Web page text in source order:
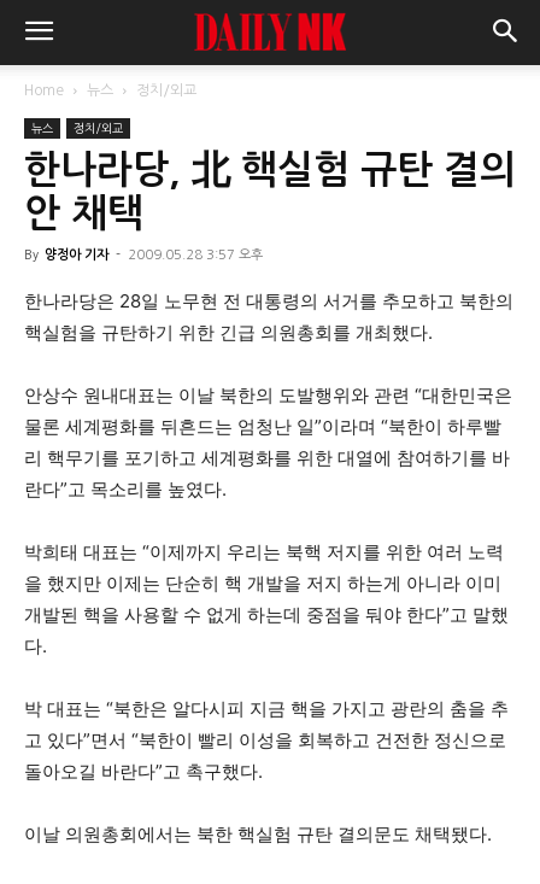
Home 뉴스 정치/외교
뉴스 정치/외교
한나라당, 北 핵실험 규탄 결의
안 채택
By 양정아 기자 - 2009.05.28 3:57 오후
한나라당은 28일 노무현 전 대통령의 서거를 추모하고 북한의
핵실험을 규탄하기 위한 긴급 의원총회를 개최했다.
안상수 원내대표는 이날 북한의 도발행위와 관련 “대한민국은
물론 세계평화를 뒤흔드는 엄청난 일”이라며 “북한이 하루빨
리 핵무기를 포기하고 세계평화를 위한 대열에 참여하기를 바
란다”고 목소리를 높였다.
박희태 대표는 “이제까지 우리는 북핵 저지를 위한 여러 노력
을 했지만 이제는 단순히 핵 개발을 저지 하는게 아니라 이미
개발된 핵을 사용할 수 없게 하는데 중점을 둬야 한다”고 말했
다.
박 대표는 “북한은 알다시피 지금 핵을 가지고 광란의 춤을 추
고 있다”면서 “북한이 빨리 이성을 회복하고 건전한 정신으로
돌아오길 바란다”고 촉구했다.
이날 의원총회에서는 북한 핵실험 규탄 결의문도 채택됐다.